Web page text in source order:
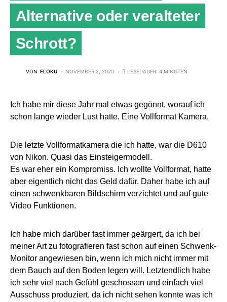
Alternative oder veralteter
Schrott?
VON FLOKU NOVEMBER 2, 2020 LESEDAUER: 4 MINUTEN
Ich habe mir diese Jahr mal etwas gegönnt, worauf ich
schon lange wieder Lust hatte. Eine Vollformat Kamera.
Die letzte Vollformatkamera die ich hatte, war die D610
von Nikon. Quasi das Einsteigermodell.
Es war eher ein Kompromiss. Ich wollte Vollformat, hatte
aber eigentlich nicht das Geld dafür. Daher habe ich auf
einen schwenkbaren Bildschirm verzichtet und auf gute
Video Funktionen.
Ich habe mich darüber fast immer geärgert, da ich bei
meiner Art zu fotografieren fast schon auf einen Schwenk-
Monitor angewiesen bin, wenn ich mich nicht immer mit
dem Bauch auf den Boden legen will. Letztendlich habe
ich sehr viel nach Gefühl geschossen und einfach viel
Ausschuss produziert, da ich nicht sehen konnte was ich